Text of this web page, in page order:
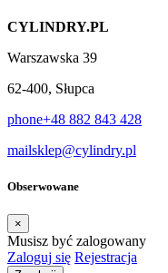
CYLINDRY.PL
Warszawska 39
62-400, Słupca
phone+48 882 843 428
mailsklep@cylindry.pl
Obserwowane
×
Musisz być zalogowany
Zaloguj się Rejestracja